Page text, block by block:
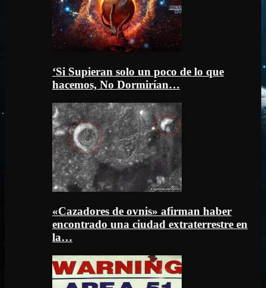
‘Si Supieran solo un poco de lo que
hacemos, No Dormirían…
«Cazadores de ovnis» afirman haber
encontrado una ciudad extraterrestre en
la…